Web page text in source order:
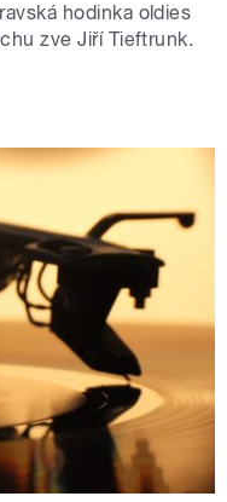
hodinka oldies
zve Jiří Tieftrunk.